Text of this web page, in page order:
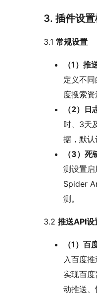
3. 插件设
3.1 常规设置
（1）推
定义不
度搜索资
（2）日
时、3天
据，默认
（3）死
测设置启
Spider
测。
3.2 推送API设
（1）百
入百度推
实现百
动推送、